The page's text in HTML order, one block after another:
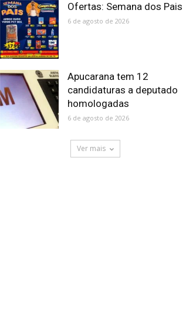
Ofertas: Semana dos Pais
6 de agosto de 2026
Apucarana tem 12
candidaturas a deputado
homologadas
6 de agosto de 2026
Ver mais